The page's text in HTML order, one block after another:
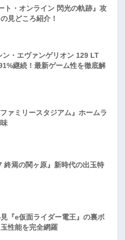
ト・オンライン 閃光の軌跡』攻
見どころ紹介！
ン・エヴァンゲリオン 129 LT
継続！最新ゲーム性を徹底解
ファミリースタジアム』ホームラ
終焉の関ヶ原』新時代の出玉特
『e仮面ライダー電王』の裏ボ
性能を完全網羅